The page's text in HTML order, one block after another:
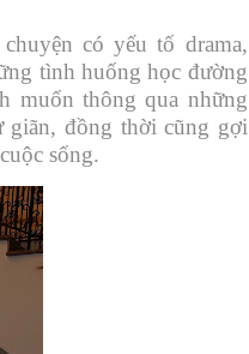
có yếu tố drama,
tình huống học đường
muốn thông qua những
giãn, đồng thời cũng gợi
sống.